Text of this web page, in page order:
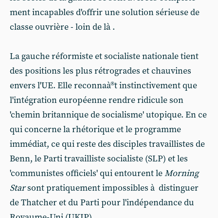
ment incapables d'offrir une solution sérieuse de
classe ouvrière - loin de là .
La gauche réformiste et socialiste nationale tient
des positions les plus rétrogrades et chauvines
envers l'UE. Elle reconnaà®t instinctivement que
l'intégration européenne rendre ridicule son
'chemin britannique de socialisme' utopique. En ce
qui concerne la rhétorique et le programme
immédiat, ce qui reste des disciples travaillistes de
Benn, le Parti travailliste socialiste (SLP) et les
'communistes officiels' qui entourent leMorning
Starsont pratiquement impossibles à distinguer
de Thatcher et du Parti pour l'indépendance du